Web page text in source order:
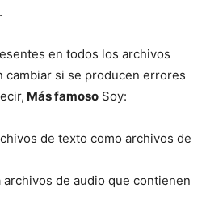
en todos los archivos
cambiar si se producen errores
Más famoso Soy:
de texto como archivos de
archivos de audio que contienen